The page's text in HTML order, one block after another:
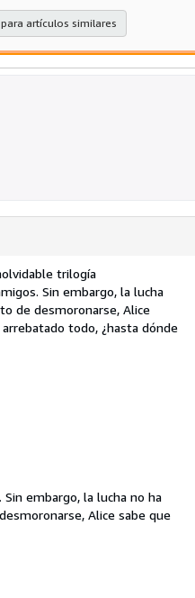
estrellas
artículos similares
trilogía
Sin embargo, la lucha
de desmoronarse, Alice
todo, ¿hasta dónde
embargo, la lucha no ha
Alice sabe que